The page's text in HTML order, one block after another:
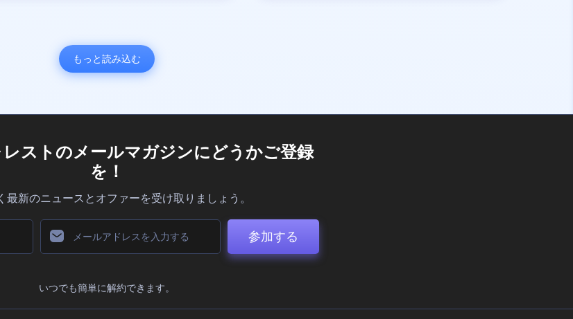
もっと読み込む
ストのメールマガジンにどうかご登録
を！
最新のニュースとオファーを受け取りましょう。
参加する
いつでも簡単に解約できます。